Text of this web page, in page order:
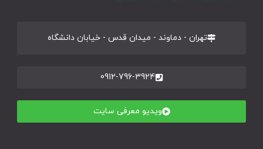
تهران - دماوند - میدان قدس - خیابان دانشگاه
0912-796-3924
ویدیو معرفی سایت